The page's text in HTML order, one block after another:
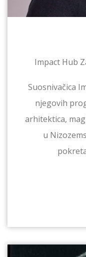
Impact Hub
Suosnivačica
njegovih
arhitektica,
u